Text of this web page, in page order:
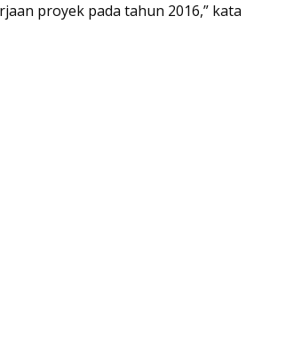
proyek pada tahun 2016,” kata